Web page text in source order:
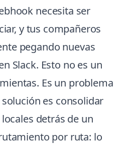
necesita ser
y tus compañeros
pegando nuevas
Slack. Esto no es un
Es un problema
es consolidar
detrás de un
por ruta: lo